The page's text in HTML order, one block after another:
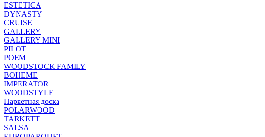
ESTETICA
DYNASTY
CRUISE
GALLERY
GALLERY MINI
PILOT
POEM
WOODSTOCK FAMILY
BOHEME
IMPERATOR
WOODSTYLE
Паркетная доска
POLARWOOD
TARKETT
SALSA